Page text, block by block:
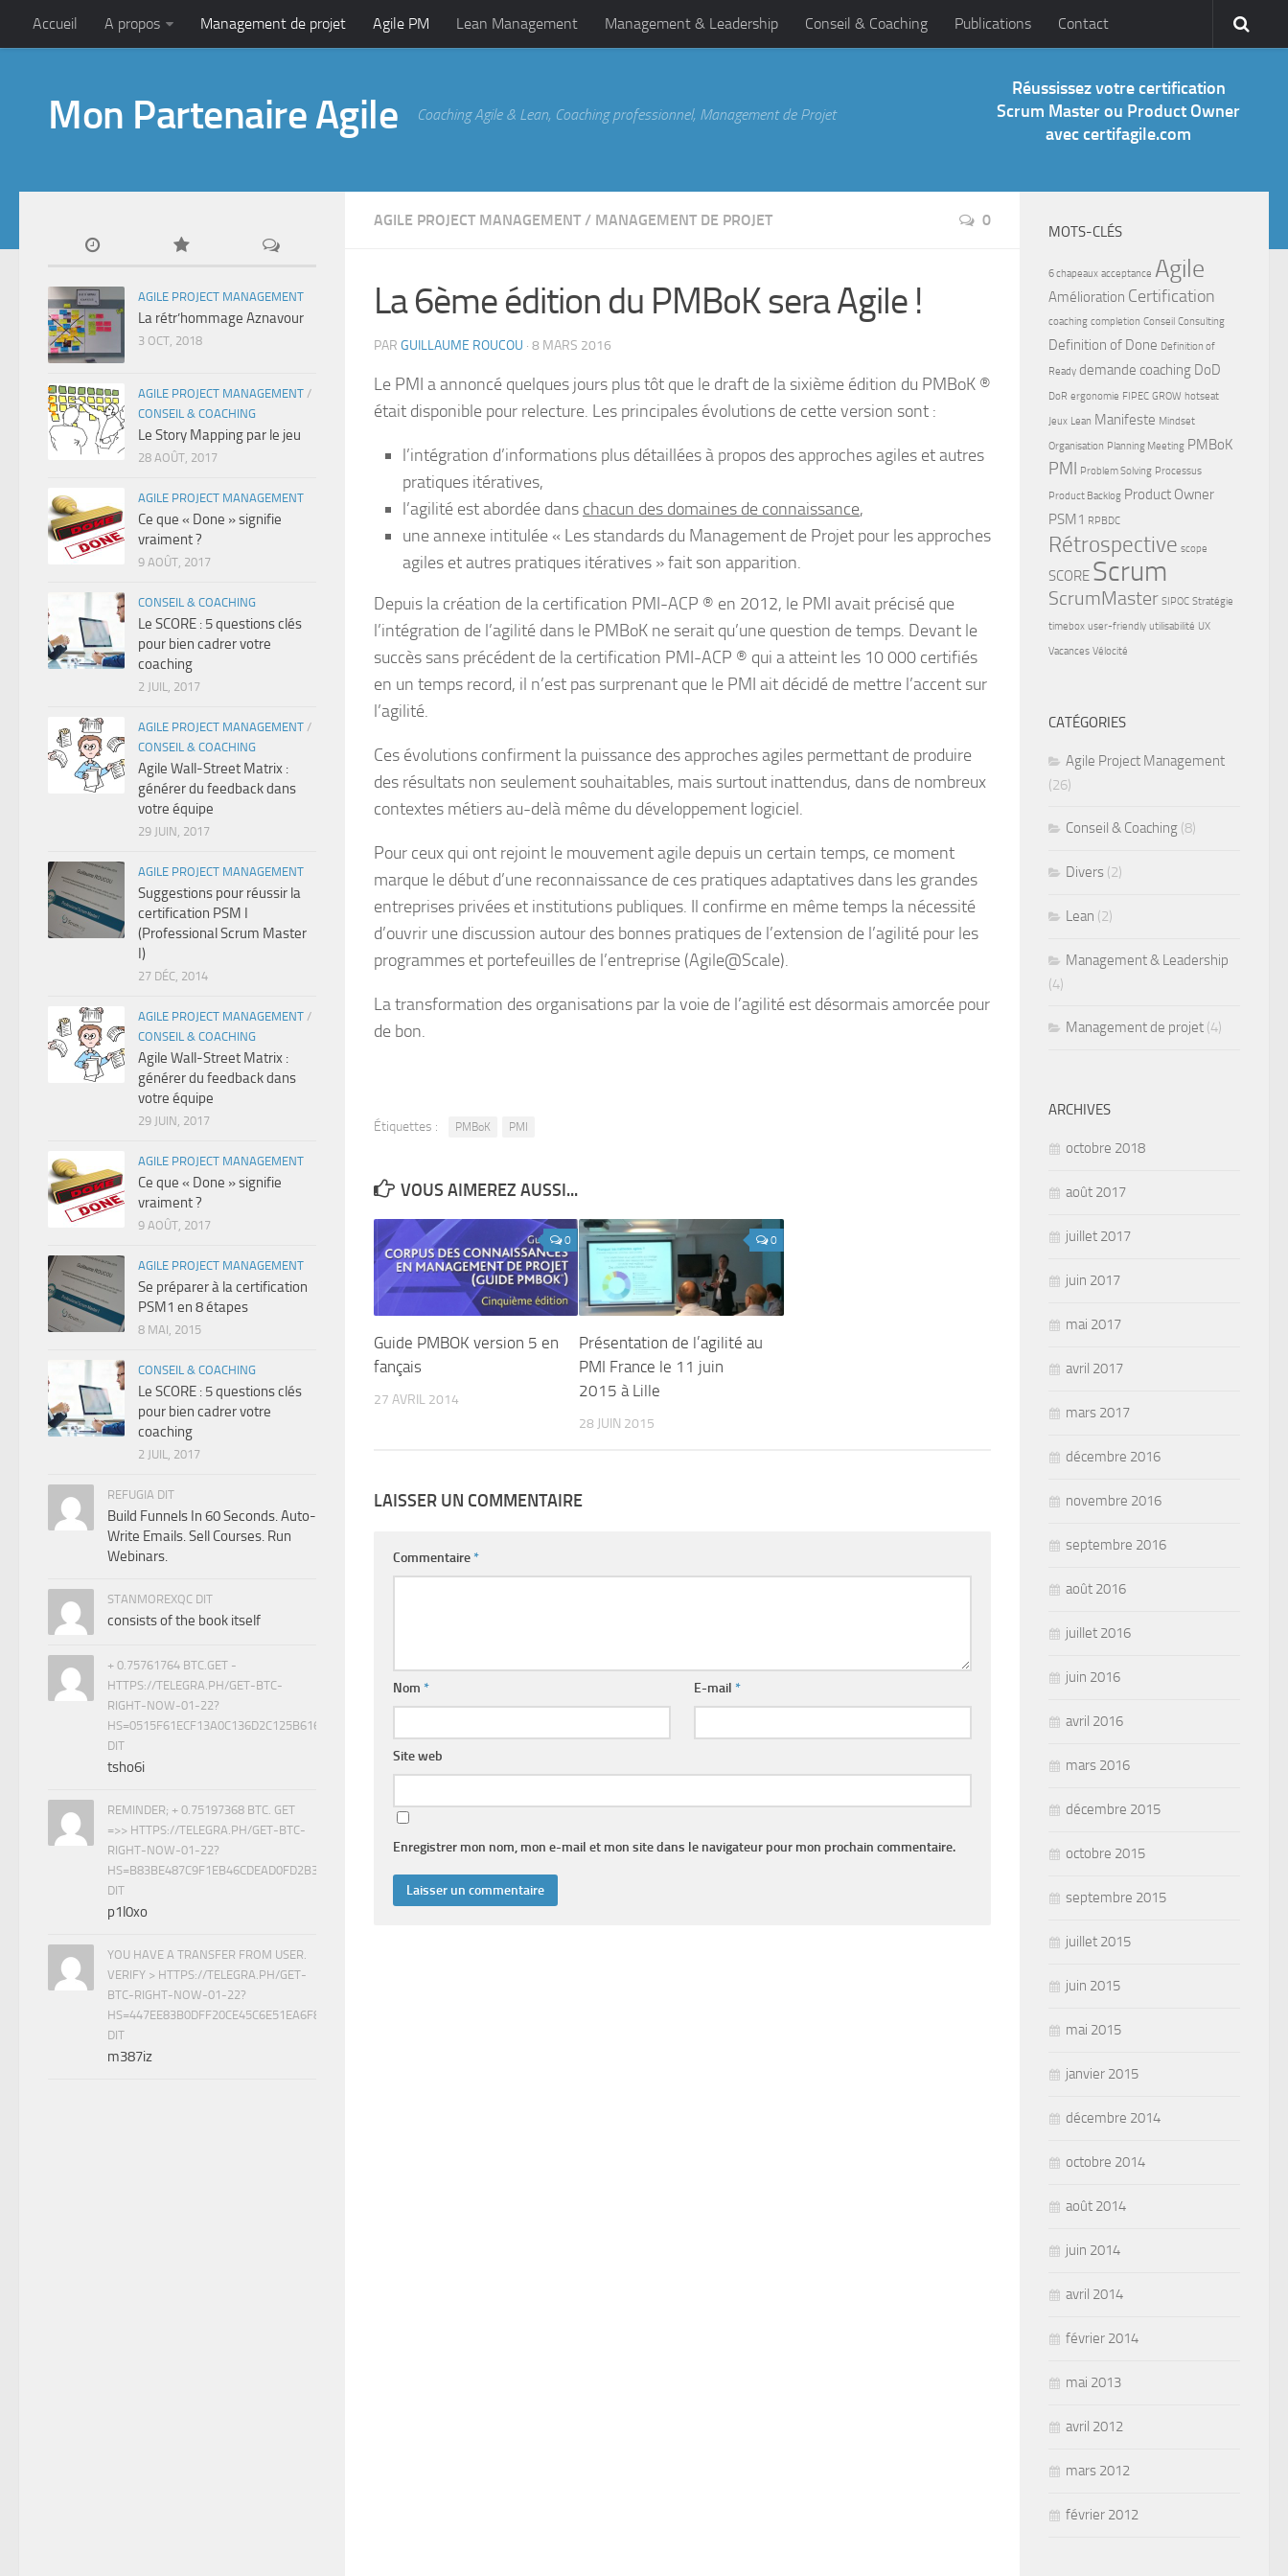
Accueil A propos Management de projet Agile PM Lean Management Management & Leadership Conseil & Coaching Publications Contact
Mon Partenaire Agile Coaching Agile & Lean, Coaching professionnel, Management de Projet
Réussissez votre certification
Scrum Master ou Product Owner
avec certifagile.com
AGILE PROJECT MANAGEMENT / MANAGEMENT DE PROJET 0
La 6ème édition du PMBoK sera Agile !
PAR GUILLAUME ROUCOU · 8 MARS 2016
Le PMI a annoncé quelques jours plus tôt que le draft de la sixième édition du PMBoK ®
était disponible pour relecture. Les principales évolutions de cette version sont :
l’intégration d’informations plus détaillées à propos des approches agiles et autres
pratiques itératives,
l’agilité est abordée dans chacun des domaines de connaissance,
une annexe intitulée « Les standards du Management de Projet pour les approches
agiles et autres pratiques itératives » fait son apparition.
Depuis la création de la certification PMI-ACP ® en 2012, le PMI avait précisé que
l’intégration de l’agilité dans le PMBoK ne serait qu’une question de temps. Devant le
succès sans précédent de la certification PMI-ACP ® qui a atteint les 10 000 certifiés
en un temps record, il n’est pas surprenant que le PMI ait décidé de mettre l’accent sur
l’agilité.
Ces évolutions confirment la puissance des approches agiles permettant de produire
des résultats non seulement souhaitables, mais surtout inattendus, dans de nombreux
contextes métiers au-delà même du développement logiciel.
Pour ceux qui ont rejoint le mouvement agile depuis un certain temps, ce moment
marque le début d’une reconnaissance de ces pratiques adaptatives dans les grandes
entreprises privées et institutions publiques. Il confirme en même temps la nécessité
d’ouvrir une discussion autour des bonnes pratiques de l’extension de l’agilité pour les
programmes et portefeuilles de l’entreprise (Agile@Scale).
La transformation des organisations par la voie de l’agilité est désormais amorcée pour
de bon.
Étiquettes : PMBoK PMI
VOUS AIMEREZ AUSSI...
0
Guide PMBOK version 5 en
fançais
27 AVRIL 2014
0
Présentation de l’agilité au
PMI France le 11 juin
2015 à Lille
28 JUIN 2015
LAISSER UN COMMENTAIRE
Commentaire*
Nom * E-mail*
Site web
Enregistrer mon nom, mon e-mail et mon site dans le navigateur pour mon prochain commentaire.
AGILE PROJECT MANAGEMENT
La rétr’hommage Aznavour
3 OCT, 2018
AGILE PROJECT MANAGEMENT /
CONSEIL & COACHING
Le Story Mapping par le jeu
28 AOÛT, 2017
AGILE PROJECT MANAGEMENT
Ce que « Done » signifie
vraiment ?
9 AOÛT, 2017
CONSEIL & COACHING
Le SCORE : 5 questions clés
pour bien cadrer votre
coaching
2 JUIL, 2017
AGILE PROJECT MANAGEMENT /
CONSEIL & COACHING
Agile Wall-Street Matrix :
générer du feedback dans
votre équipe
29 JUIN, 2017
AGILE PROJECT MANAGEMENT
Suggestions pour réussir la
certification PSM I
(Professional Scrum Master
I)
27 DÉC, 2014
AGILE PROJECT MANAGEMENT /
CONSEIL & COACHING
Agile Wall-Street Matrix :
générer du feedback dans
votre équipe
29 JUIN, 2017
AGILE PROJECT MANAGEMENT
Ce que « Done » signifie
vraiment ?
9 AOÛT, 2017
AGILE PROJECT MANAGEMENT
Se préparer à la certification
PSM1 en 8 étapes
8 MAI, 2015
CONSEIL & COACHING
Le SCORE : 5 questions clés
pour bien cadrer votre
coaching
2 JUIL, 2017
REFUGIA DIT
Build Funnels In 60 Seconds. Auto-
Write Emails. Sell Courses. Run
Webinars.
STANMOREXQC DIT
consists of the book itself
+ 0.75761764 BTC.GET -
HTTPS://TELEGRA.PH/GET-BTC-
RIGHT-NOW-01-22?
HS=0515F61ECF13A0C136D2C125B61616C1&
DIT
tsho6i
REMINDER; + 0.75197368 BTC. GET
=>> HTTPS://TELEGRA.PH/GET-BTC-
RIGHT-NOW-01-22?
HS=B83BE487C9F1EB46CDEAD0FD2B33DD54&
DIT
p1l0xo
YOU HAVE A TRANSFER FROM USER.
VERIFY > HTTPS://TELEGRA.PH/GET-
BTC-RIGHT-NOW-01-22?
HS=447EE83B0DFF20CE45C6E51EA6F8BE7B&
DIT
m387iz
MOTS-CLÉS
6 chapeaux acceptance Agile
Amélioration Certification
coaching completion Conseil Consulting
Definition of Done Definition of
Ready demande coaching DoD
DoR ergonomie FIPEC GROW hotseat
Jeux Lean Manifeste Mindset
Organisation Planning Meeting PMBoK
PMI Problem Solving Processus
Product Backlog Product Owner
PSM1 RPBDC
Rétrospective scope
SCORE Scrum
ScrumMaster SIPOC Stratégie
timebox user-friendly utilisabilité UX
Vacances Vélocité
CATÉGORIES
Agile Project Management
(26)
Conseil & Coaching (8)
Divers (2)
Lean (2)
Management & Leadership
(4)
Management de projet (4)
ARCHIVES
octobre 2018
août 2017
juillet 2017
juin 2017
mai 2017
avril 2017
mars 2017
décembre 2016
novembre 2016
septembre 2016
août 2016
juillet 2016
juin 2016
avril 2016
mars 2016
décembre 2015
octobre 2015
septembre 2015
juillet 2015
juin 2015
mai 2015
janvier 2015
décembre 2014
octobre 2014
août 2014
juin 2014
avril 2014
février 2014
mai 2013
avril 2012
mars 2012
février 2012